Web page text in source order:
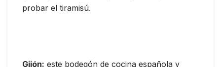
probar el tiramisú.
Gijón: este bodegón de cocina española y